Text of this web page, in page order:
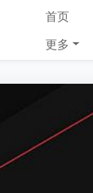
首页
更多